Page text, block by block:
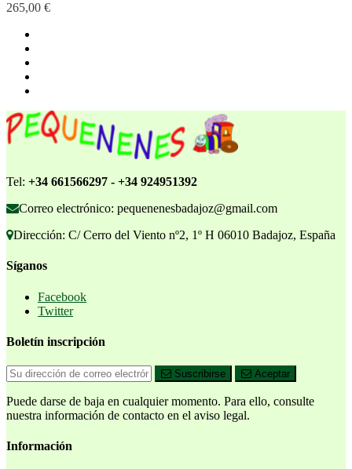
265,00 €
Tel: +34 661566297 - +34 924951392
Correo electrónico: pequenenesbadajoz@gmail.com
Dirección: C/ Cerro del Viento nº2, 1º H 06010 Badajoz, España
Síganos
Facebook
Twitter
Boletín inscripción
Suscribirse Aceptar
Puede darse de baja en cualquier momento. Para ello, consulte
nuestra información de contacto en el aviso legal.
Información